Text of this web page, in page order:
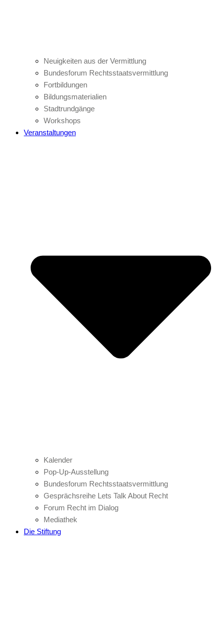
Neuigkeiten aus der Vermittlung
Bundesforum Rechtsstaatsvermittlung
Fortbildungen
Bildungsmaterialien
Stadtrundgänge
Workshops
Veranstaltungen
Kalender
Pop-Up-Ausstellung
Bundesforum Rechtsstaatsvermittlung
Gesprächsreihe Lets Talk About Recht
Forum Recht im Dialog
Mediathek
Die Stiftung